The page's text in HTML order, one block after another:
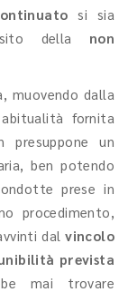
si sia
della non
muovendo dalla
fornita
presuppone un
ben potendo
prese in
procedimento,
dalvincolo
prevista
mai trovare